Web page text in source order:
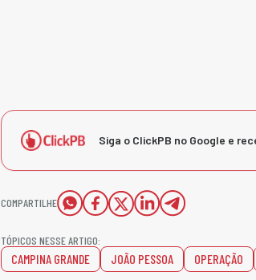
Siga o ClickPB no Google e
COMPARTILHE
TÓPICOS NESSE ARTIGO:
CAMPINA GRANDE JOÃO PESSOA OPERAÇÃO